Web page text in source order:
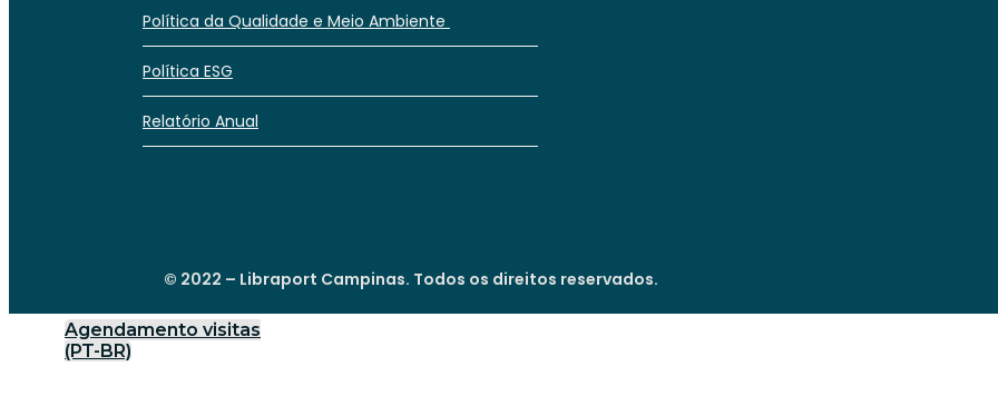
Política da Qualidade e Meio Ambiente
Política ESG
Relatório Anual
© 2022 – Libraport Campinas. Todos os direitos reservados.
Agendamento visitas
(PT-BR)